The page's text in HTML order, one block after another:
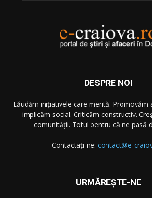
DESPRE NOI
Lăudăm iniţiativele care merită. Promovăm
implicăm social. Criticăm constructiv.
comunităţii. Totul pentru că ne pasă
Contactați-ne: contact@e-
URMĂREŞTE-NE